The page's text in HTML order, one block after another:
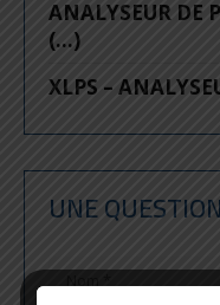
ANALYSEUR DE
(...)
XLPS –
UNE